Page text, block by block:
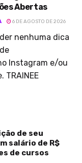
Abertas
6 DE AGOSTO DE 2026
nenhuma dica
Instagram e/ou
TRAINEE
de seu
salário de R$
de cursos